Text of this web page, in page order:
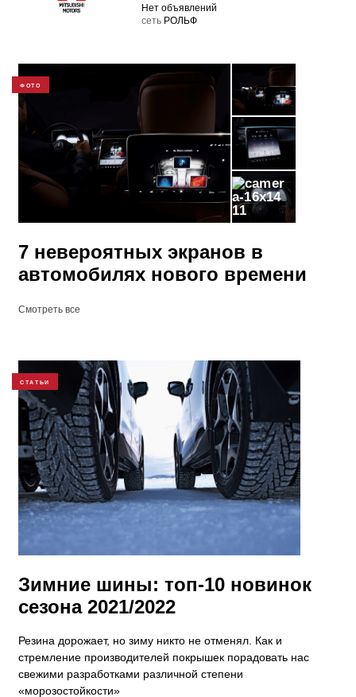
Нет объявлений
cеть РОЛЬФ
ФОТО
11
7 невероятных экранов в
автомобилях нового времени
Смотреть все
СТАТЬИ
Зимние шины: топ-10 новинок
сезона 2021/2022
Резина дорожает, но зиму никто не отменял. Как и
стремление производителей покрышек порадовать нас
свежими разработками различной степени
«морозостойкости»